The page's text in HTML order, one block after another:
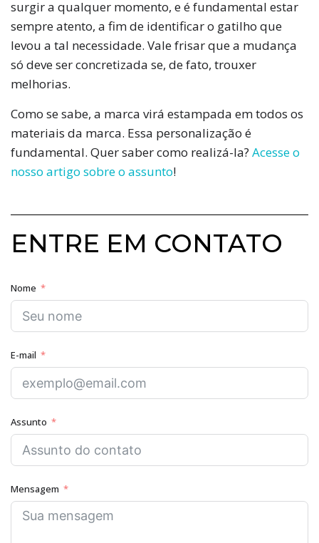
surgir a qualquer momento, e é fundamental estar
sempre atento, a fim de identificar o gatilho que
levou a tal necessidade. Vale frisar que a mudança
só deve ser concretizada se, de fato, trouxer
melhorias.
Como se sabe, a marca virá estampada em todos os
materiais da marca. Essa personalização é
fundamental. Quer saber como realizá-la? Acesse o
nosso artigo sobre o assunto!
ENTRE EM CONTATO
Nome
E-mail
Assunto
Mensagem